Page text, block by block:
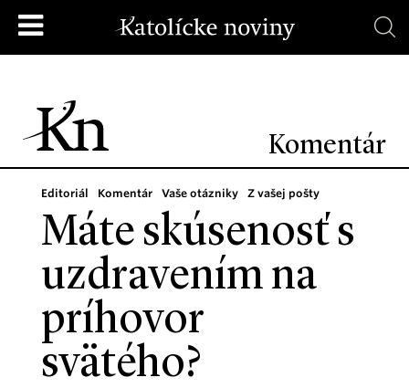
Komentár
Editoriál Komentár Vaše otázniky Z vašej pošty
Máte skúsenosť s
uzdravením na
príhovor
svätého?